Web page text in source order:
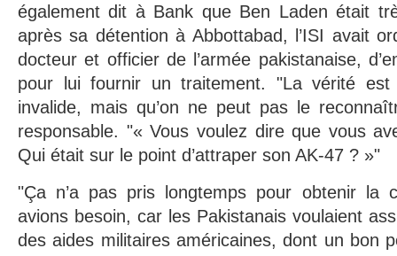
également dit à Bank que Ben Laden était
après sa détention à Abbottabad, l’ISI avait
docteur et officier de l’armée pakistanaise,
pour lui fournir un traitement. "La vérité
invalide, mais qu’on ne peut pas le
responsable. "« Vous voulez dire que vous
Qui était sur le point d’attraper son AK-47 ? »"
"Ça n’a pas pris longtemps pour obtenir la
avions besoin, car les Pakistanais voulaient
des aides militaires américaines, dont un bon